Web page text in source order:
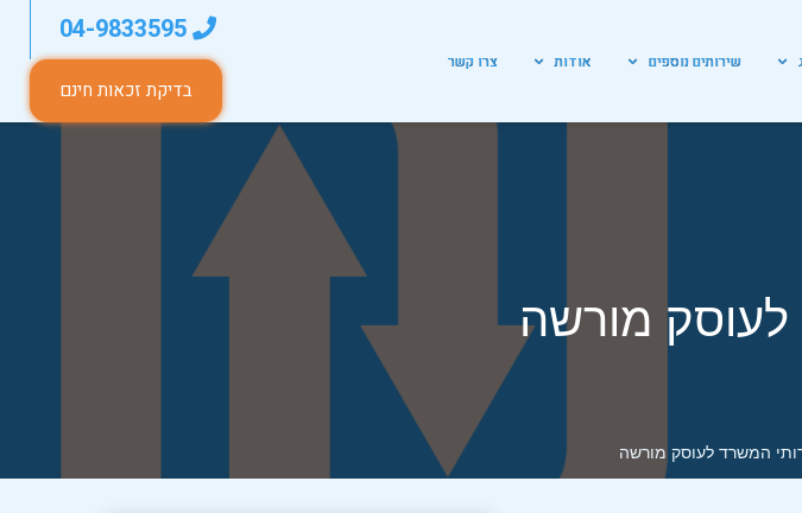
שירותים נוספים אודות צרו קשר
04-9833595
בדיקת זכאות חינם
מורשה
המשרד לעוסק מורשה